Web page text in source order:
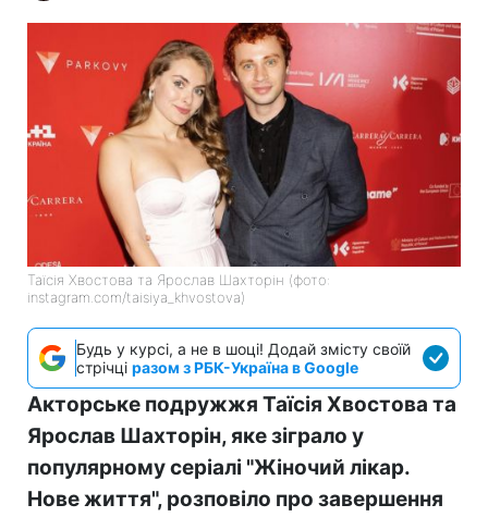
Таїсія Хвостова та Ярослав Шахторін (фото:
instagram.com/taisiya_khvostova)
Будь у курсі, а не в шоці! Додай змісту своїй
стрічці разом з РБК-Україна в Google
Акторське подружжя Таїсія Хвостова та
Ярослав Шахторін, яке зіграло у
популярному серіалі "Жіночий лікар.
Нове життя", розповіло про завершення